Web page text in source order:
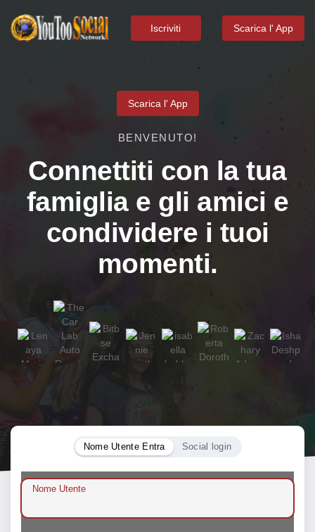
Iscriviti Scarica l' App
Scarica l' App
BENVENUTO!
Connettiti con la tua
famiglia e gli amici e
condividere i tuoi
momenti.
Nome Utente Entra Social login
Nome Utente